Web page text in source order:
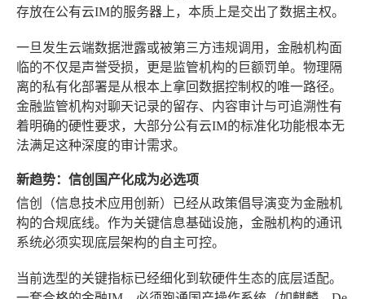
存放在公有云IM的服务器上，本质上是交出了数据主权。
一旦发生云端数据泄露或被第三方违规调用，金融机构面
临的不仅是声誉受损，更是监管机构的巨额罚单。物理隔
离的私有化部署是从根本上拿回数据控制权的唯一路径。
金融监管机构对聊天记录的留存、内容审计与可追溯性有
着明确的硬性要求，大部分公有云IM的标准化功能根本无
法满足这种深度的审计需求。
新趋势：信创国产化成为必选项
信创（信息技术应用创新）已经从政策倡导演变为金融机
构的合规底线。作为关键信息基础设施，金融机构的通讯
系统必须实现底层架构的自主可控。
当前选型的关键指标已经细化到软硬件生态的底层适配。